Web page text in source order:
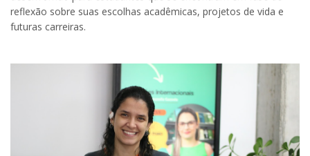
reflexão sobre suas escolhas acadêmicas, projetos de vida e
futuras carreiras.